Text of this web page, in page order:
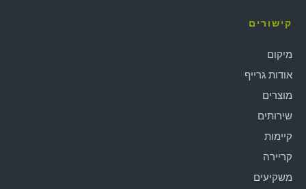
קישורים
מיקום
אודות גרייף
מוצרים
שירותים
קיימות
קריירה
משקיעים